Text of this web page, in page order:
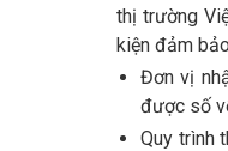
thị trường
kiện đảm
Đơn vị
được số
Quy trình